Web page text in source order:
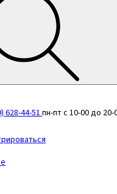
628-44-51пн-пт с 10-00 до 20-